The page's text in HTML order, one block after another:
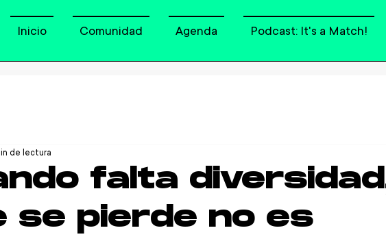
Inicio Comunidad Agenda Podcast: It's a Match!
falta
se pierde no es
de lectura